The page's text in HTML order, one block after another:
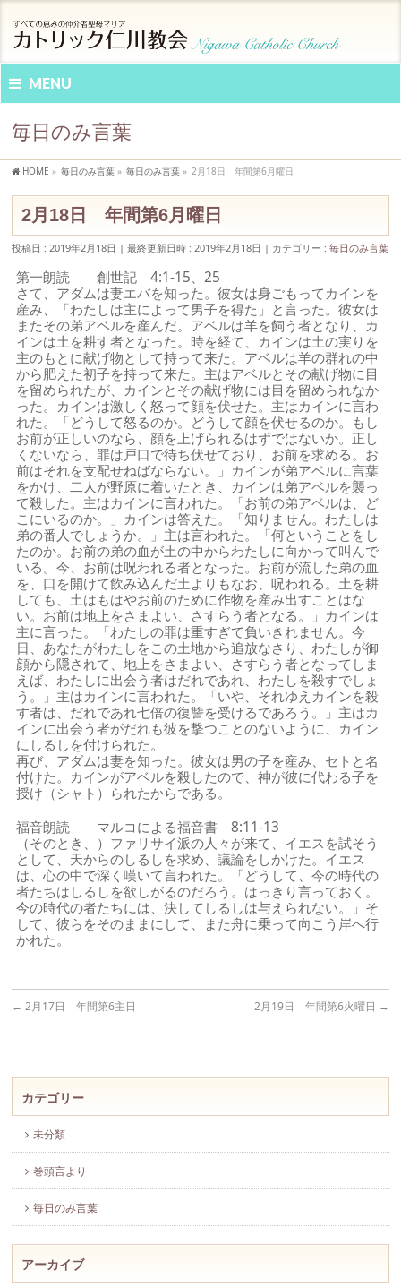
MENU
毎日のみ言葉
HOME » 毎日のみ言葉 » 毎日のみ言葉 » 2月18日 年間第6月曜日
2月18日 年間第6月曜日
投稿日 : 2019年2月18日 最終更新日時 : 2019年2月18日 カテゴリー :毎日のみ言葉
第一朗読 創世記 4:1-15、25
さて、アダムは妻エバを知った。彼女は身ごもってカインを
産み、「わたしは主によって男子を得た」と言った。彼女は
またその弟アベルを産んだ。アベルは羊を飼う者となり、カ
インは土を耕す者となった。時を経て、カインは土の実りを
主のもとに献げ物として持って来た。アベルは羊の群れの中
から肥えた初子を持って来た。主はアベルとその献げ物に目
を留められたが、カインとその献げ物には目を留められなか
った。カインは激しく怒って顔を伏せた。主はカインに言わ
れた。「どうして怒るのか。どうして顔を伏せるのか。もし
お前が正しいのなら、顔を上げられるはずではないか。正し
くないなら、罪は戸口で待ち伏せており、お前を求める。お
前はそれを支配せねばならない。」カインが弟アベルに言葉
をかけ、二人が野原に着いたとき、カインは弟アベルを襲っ
て殺した。主はカインに言われた。「お前の弟アベルは、ど
こにいるのか。」カインは答えた。「知りません。わたしは
弟の番人でしょうか。」主は言われた。「何ということをし
たのか。お前の弟の血が土の中からわたしに向かって叫んで
いる。今、お前は呪われる者となった。お前が流した弟の血
を、口を開けて飲み込んだ土よりもなお、呪われる。土を耕
しても、土はもはやお前のために作物を産み出すことはな
い。お前は地上をさまよい、さすらう者となる。」カインは
主に言った。「わたしの罪は重すぎて負いきれません。今
日、あなたがわたしをこの土地から追放なさり、わたしが御
顔から隠されて、地上をさまよい、さすらう者となってしま
えば、わたしに出会う者はだれであれ、わたしを殺すでしょ
う。」主はカインに言われた。「いや、それゆえカインを殺
す者は、だれであれ七倍の復讐を受けるであろう。」主はカ
インに出会う者がだれも彼を撃つことのないように、カイン
にしるしを付けられた。
再び、アダムは妻を知った。彼女は男の子を産み、セトと名
付けた。カインがアベルを殺したので、神が彼に代わる子を
授け（シャト）られたからである。
福音朗読 マルコによる福音書 8:11-13
（そのとき、）ファリサイ派の人々が来て、イエスを試そう
として、天からのしるしを求め、議論をしかけた。イエス
は、心の中で深く嘆いて言われた。「どうして、今の時代の
者たちはしるしを欲しがるのだろう。はっきり言っておく。
今の時代の者たちには、決してしるしは与えられない。」そ
して、彼らをそのままにして、また舟に乗って向こう岸へ行
かれた。
← 2月17日 年間第6主日 2月19日 年間第6火曜日 →
カテゴリー
未分類
巻頭言より
毎日のみ言葉
アーカイブ